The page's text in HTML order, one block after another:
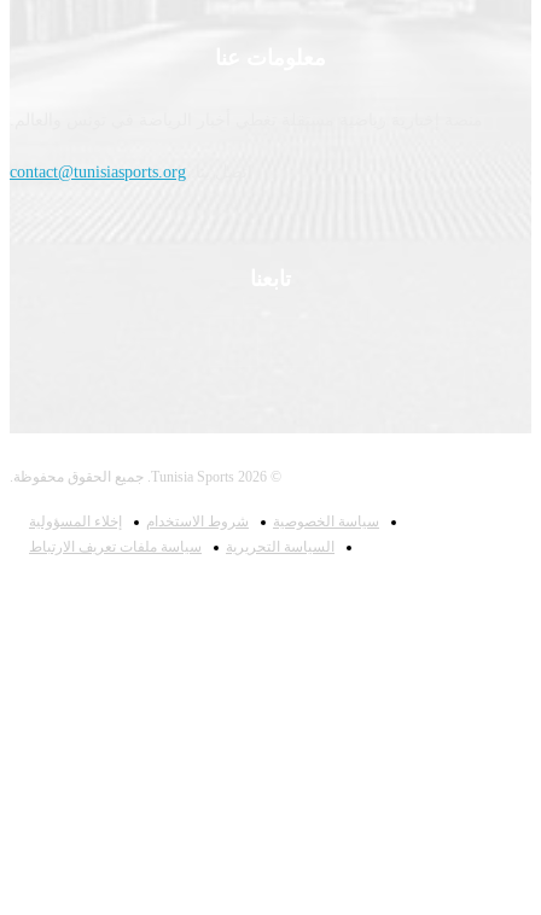
contact@tunisiasports.org
سياسة الخصوصية شروط الاستخدام
إخلاء المسؤولية
السياسة التحريرية
سياسة ملفات تعريف الارتباط